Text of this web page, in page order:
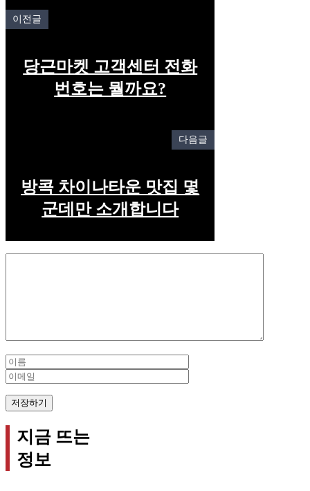
이전글
당근마켓 고객센터 전화
번호는 뭘까요?
다음글
방콕 차이나타운 맛집 몇
군데만 소개합니다
Name
지금 뜨는
정보